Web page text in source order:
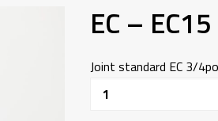
EC –
Joint standard EC 3/4po